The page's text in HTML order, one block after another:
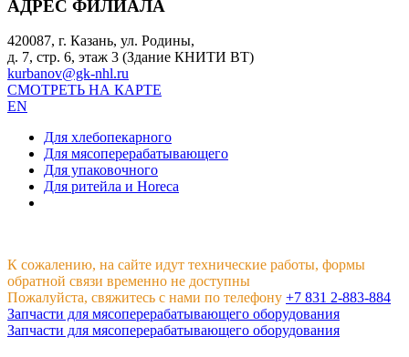
АДРЕС ФИЛИАЛА
420087, г. Казань, ул. Родины,
д. 7, стр. 6, этаж 3 (Здание КНИТИ ВТ)
kurbanov@gk-nhl.ru
СМОТРЕТЬ НА КАРТЕ
EN
Для хлебопекарного
Для мясоперерабатывающего
Для упаковочного
Для ритейла и Horeca
К сожалению, на сайте идут технические работы, формы
обратной связи временно не доступны
Пожалуйста, свяжитесь с нами по телефону +7 831 2-883-884
Запчасти для мясоперерабатывающего оборудования
Запчасти для мясоперерабатывающего оборудования